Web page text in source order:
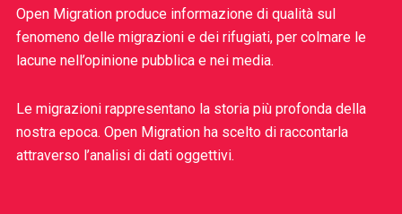
Open Migration produce informazione di qualità sul
fenomeno delle migrazioni e dei rifugiati, per colmare le
lacune nell’opinione pubblica e nei media.
Le migrazioni rappresentano la storia più profonda della
nostra epoca. Open Migration ha scelto di raccontarla
attraverso l’analisi di dati oggettivi.